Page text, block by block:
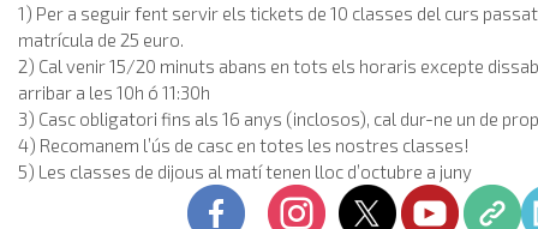
1) Per a seguir fent servir els tickets de 10 classes del curs
matrícula de 25 euro.
2) Cal venir 15/20 minuts abans en tots els horaris excepte
arribar a les 10h ó 11:30h
3) Casc obligatori fins als 16 anys (inclosos), cal dur-ne un de
4) Recomanem l’ús de casc en totes les nostres classes!
5) Les classes de dijous al matí tenen lloc d’octubre a juny